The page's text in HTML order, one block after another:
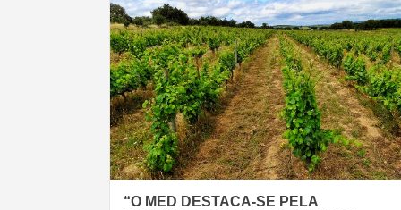
“O MED DESTACA-SE PELA